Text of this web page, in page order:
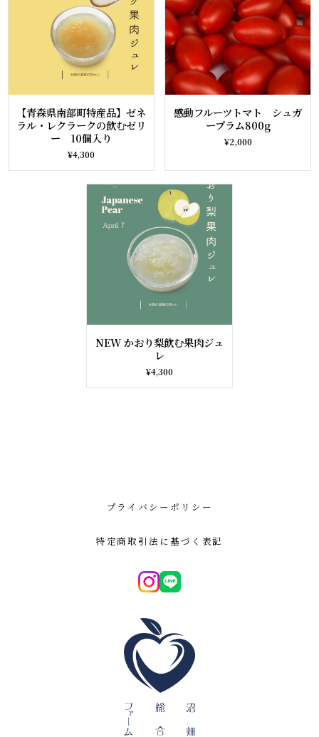
【青森県南部町特産品】ゼネ
ラル・レクラークの飲むゼリ
ー 10個入り
¥4,300
感動フルーツトマト シュガ
ープラム800g
¥2,000
NEW かおり梨飲む果肉ジュ
レ
¥4,300
プライバシーポリシー
特定商取引法に基づく表記